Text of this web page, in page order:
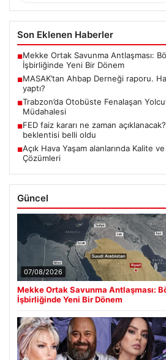
Son Eklenen Haberler
■Mekke Ortak Savunma Antlaşması:
İşbirliğinde Yeni Bir Dönem
■MASAK’tan Ahbap Derneği raporu.
yaptı?
■Trabzon’da Otobüste Fenalaşan
Müdahalesi
■FED faiz kararı ne zaman
beklentisi belli oldu
■Açık Hava Yaşam alanlarında Kalite
Çözümleri
Güncel
07/08/2026
Mekke Ortak Savunma Antlaşması:
İşbirliğinde Yeni Bir Dönem